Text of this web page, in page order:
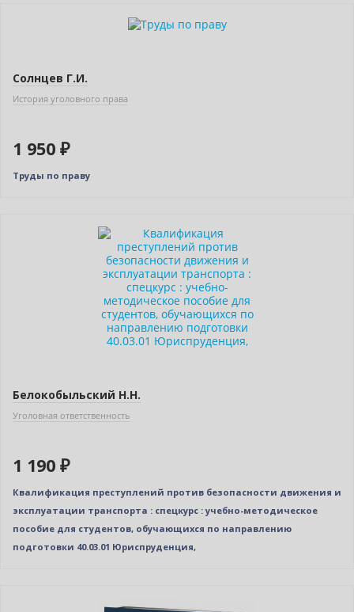
Солнцев Г.И.
История уголовного права
1 950 ₽
Труды по праву
Белокобыльский Н.Н.
Уголовная ответственность
1 190 ₽
Квалификация преступлений против безопасности движения и
эксплуатации транспорта : спецкурс : учебно-методическое
пособие для студентов, обучающихся по направлению
подготовки 40.03.01 Юриспруденция,